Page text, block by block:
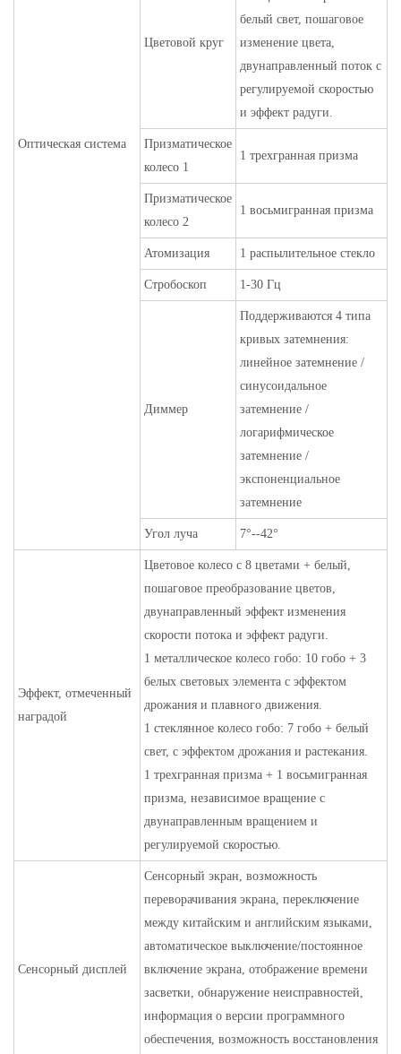
Оптическая система
Цветовой круг
белый свет, пошаговое
изменение цвета,
двунаправленный поток с
регулируемой скоростью
и эффект радуги.
Призматическое
колесо 1
1 трехгранная призма
Призматическое
колесо 2
1 восьмигранная призма
Атомизация 1 распылительное стекло
Стробоскоп 1-30 Гц
Диммер
Поддерживаются 4 типа
кривых затемнения:
линейное затемнение /
синусоидальное
затемнение /
логарифмическое
затемнение /
экспоненциальное
затемнение
Угол луча 7°--42°
Эффект, отмеченный
наградой
Цветовое колесо с 8 цветами + белый,
пошаговое преобразование цветов,
двунаправленный эффект изменения
скорости потока и эффект радуги.
1 металлическое колесо гобо: 10 гобо + 3
белых световых элемента с эффектом
дрожания и плавного движения.
1 стеклянное колесо гобо: 7 гобо + белый
свет, с эффектом дрожания и растекания.
1 трехгранная призма + 1 восьмигранная
призма, независимое вращение с
двунаправленным вращением и
регулируемой скоростью.
Сенсорный дисплей
Сенсорный экран, возможность
переворачивания экрана, переключение
между китайским и английским языками,
автоматическое выключение/постоянное
включение экрана, отображение времени
засветки, обнаружение неисправностей,
информация о версии программного
обеспечения, возможность восстановления